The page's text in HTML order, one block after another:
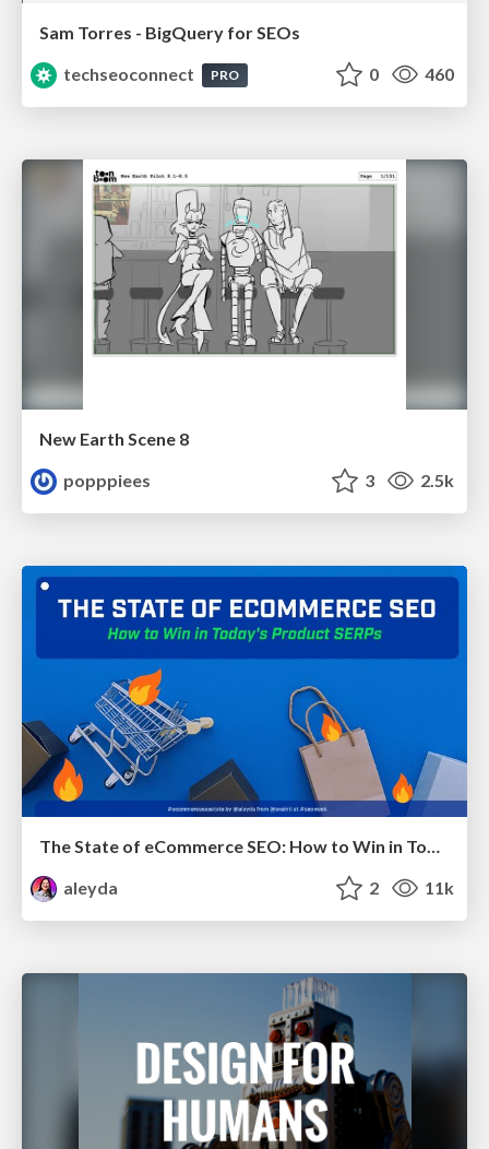
Sam Torres - BigQuery for SEOs
techseoconnect
PRO 0 460
New Earth Scene 8
popppiees
3 2.5k
The State of eCommerce SEO: How to Win in Today's Products SERPs - #SEOweek
aleyda
2 11k